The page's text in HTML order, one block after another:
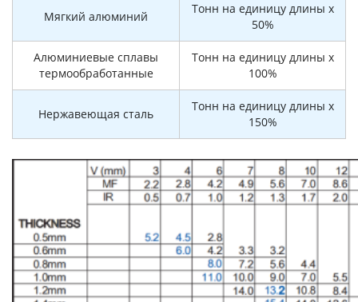
Мягкий алюминий
Тонн на единицу длины x
50%
Алюминиевые сплавы
термообработанные
Тонн на единицу длины x
100%
Нержавеющая сталь
Тонн на единицу длины x
150%